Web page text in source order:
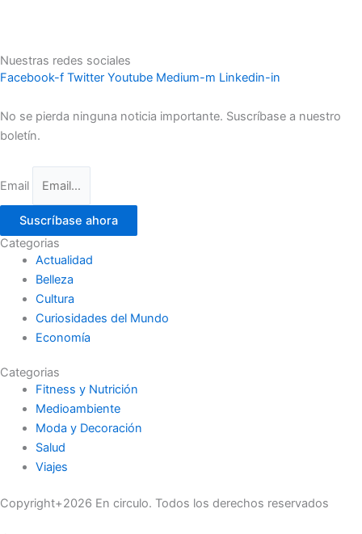
Nuestras redes sociales
Facebook-f Twitter Youtube Medium-m Linkedin-in
No se pierda ninguna noticia importante. Suscríbase a nuestro
boletín.
Email
Suscríbase ahora
Categorias
Actualidad
Belleza
Cultura
Curiosidades del Mundo
Economía
Categorias
Fitness y Nutrición
Medioambiente
Moda y Decoración
Salud
Viajes
Copyright+2026 En circulo. Todos los derechos reservados